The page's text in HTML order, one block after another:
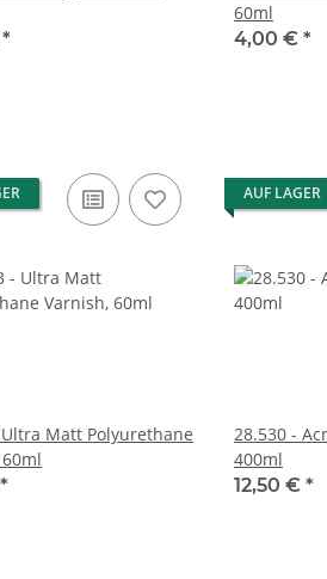
*
60ml
4,00 € *
Matt Polyurethane
*
AUF LAGER
28.530 -
400ml
12,50 € *